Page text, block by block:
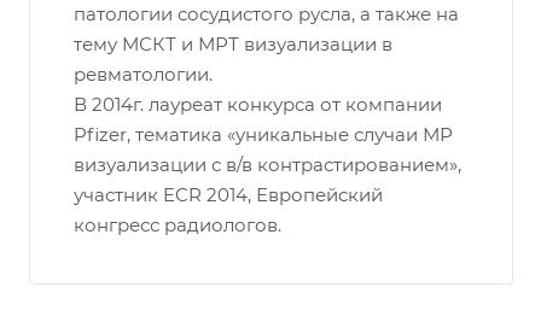
патологии сосудистого русла, а также на
тему МСКТ и МРТ визуализации в
ревматологии.
В 2014г. лауреат конкурса от компании
Pfizer, тематика «уникальные случаи МР
визуализации с в/в контрастированием»,
участник ECR 2014, Европейский
конгресс радиологов.